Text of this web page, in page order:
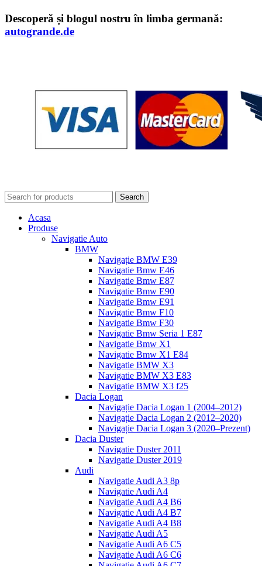
Descoperă și blogul nostru în limba germană:
autogrande.de
Search
Acasa
Produse
Navigatie Auto
BMW
Navigație BMW E39
Navigatie Bmw E46
Navigatie Bmw E87
Navigatie Bmw E90
Navigatie Bmw E91
Navigatie Bmw F10
Navigatie Bmw F30
Navigatie Bmw Seria 1 E87
Navigatie Bmw X1
Navigatie Bmw X1 E84
Navigatie BMW X3
Navigatie BMW X3 E83
Navigatie BMW X3 f25
Dacia Logan
Navigație Dacia Logan 1 (2004–2012)
Navigație Dacia Logan 2 (2012–2020)
Navigație Dacia Logan 3 (2020–Prezent)
Dacia Duster
Navigatie Duster 2011
Navigatie Duster 2019
Audi
Navigatie Audi A3 8p
Navigatie Audi A4
Navigatie Audi A4 B6
Navigatie Audi A4 B7
Navigatie Audi A4 B8
Navigatie Audi A5
Navigatie Audi A6 C5
Navigatie Audi A6 C6